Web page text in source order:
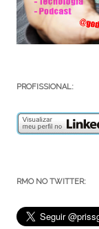
PROFISSIONAL:
RMO NO TWITTER: